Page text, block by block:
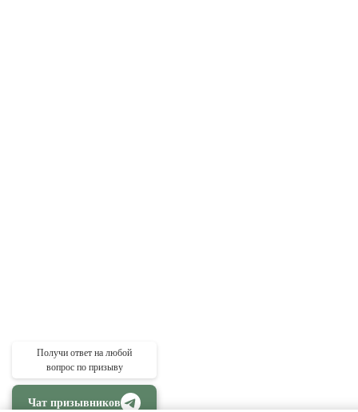
Получи ответ на любой
вопрос по призыву
Чат призывников